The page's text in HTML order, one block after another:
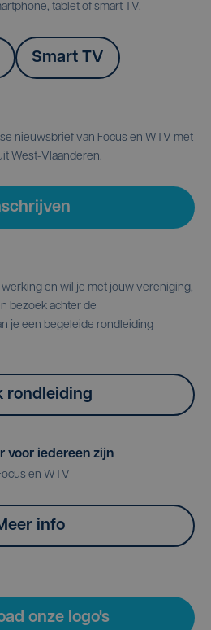
tablet of smart TV.
Smart TV
nieuwsbrief van Focus en WTV met
West-Vlaanderen.
en wil je met jouw vereniging,
bezoek achter de
je een begeleide rondleiding
rondleiding
voor iedereen zijn
en WTV
info
onze logo's